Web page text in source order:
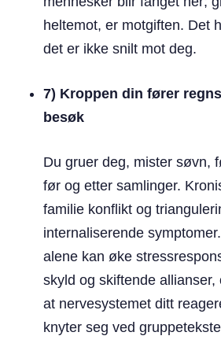
heltemot, er motgiften. Det
det er ikke snilt mot deg.
7) Kroppen din fører
besøk
Du gruer deg, mister søvn,
før og etter samlinger.
familie konflikt og
internaliserende
alene kan øke
skyld og skiftende
at nervesystemet ditt
knyter seg ved